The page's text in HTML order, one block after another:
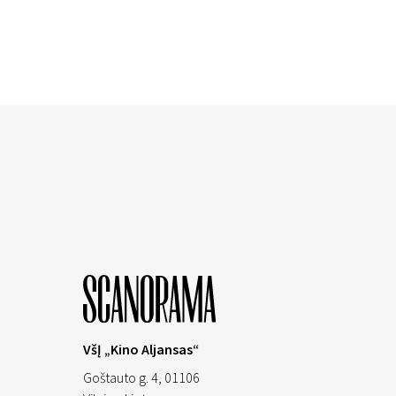
VšĮ „Kino Aljansas“
Goštauto g. 4, 01106